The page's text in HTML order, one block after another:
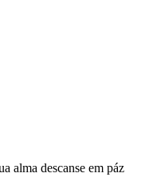
alma descanse em páz